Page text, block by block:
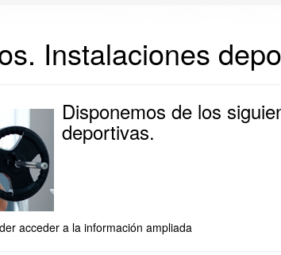
Instalaciones
Disponemos de los
deportivas.
acceder a la información ampliada